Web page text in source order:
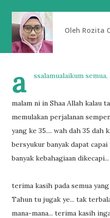
Oleh Rozita
a ssalamualaikum semua,
malam ni in Shaa Allah kalau
memulakan perjalanan
yang ke 35.... wah dah 35 dah
bersyukur banyak dapat
banyak kebahagiaan dikecapi...
terima kasih pada semua
Tahun tu jugak ye... tak
mana-mana... terima kasih